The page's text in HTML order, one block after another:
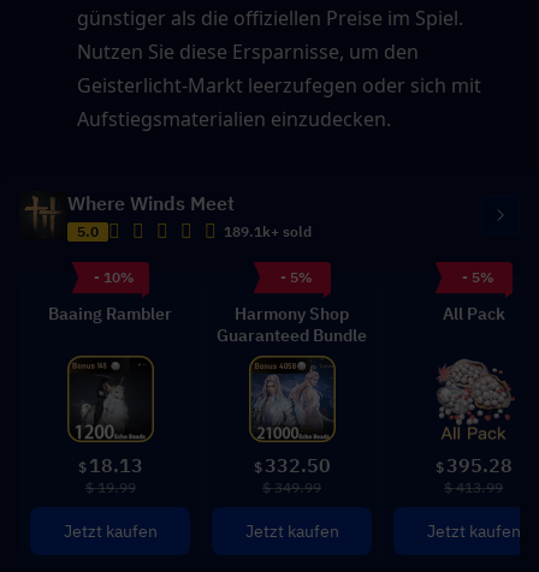
günstiger als die offiziellen Preise im Spiel.
Nutzen Sie diese Ersparnisse, um den
Geisterlicht-Markt leerzufegen oder sich mit
Aufstiegsmaterialien einzudecken.
Where Winds Meet
5.0 189.1k+ sold
- 10%
Baaing Rambler
$ 18.13
$ 19.99
Jetzt kaufen
- 5%
Harmony Shop
Guaranteed Bundle
$ 332.50
$ 349.99
Jetzt kaufen
- 5%
All Pack
$ 395.28
$ 413.99
Jetzt kaufen